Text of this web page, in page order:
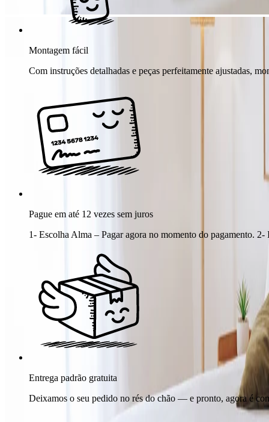
Montagem fácil
Com instruções detalhadas e peças perfeitamente ajustadas,
Pague em até 12 vezes sem juros
1- Escolha Alma – Pagar agora no momento do pagamento.
Entrega padrão gratuita
Deixamos o seu pedido no rés do chão — e pronto, agora é